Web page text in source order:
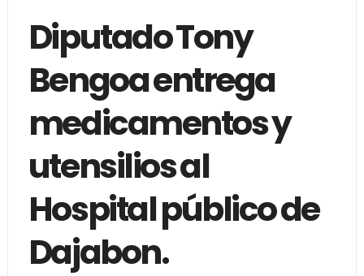
Diputado Tony
Bengoa entrega
medicamentos y
utensilios al
Hospital público de
Dajabon.